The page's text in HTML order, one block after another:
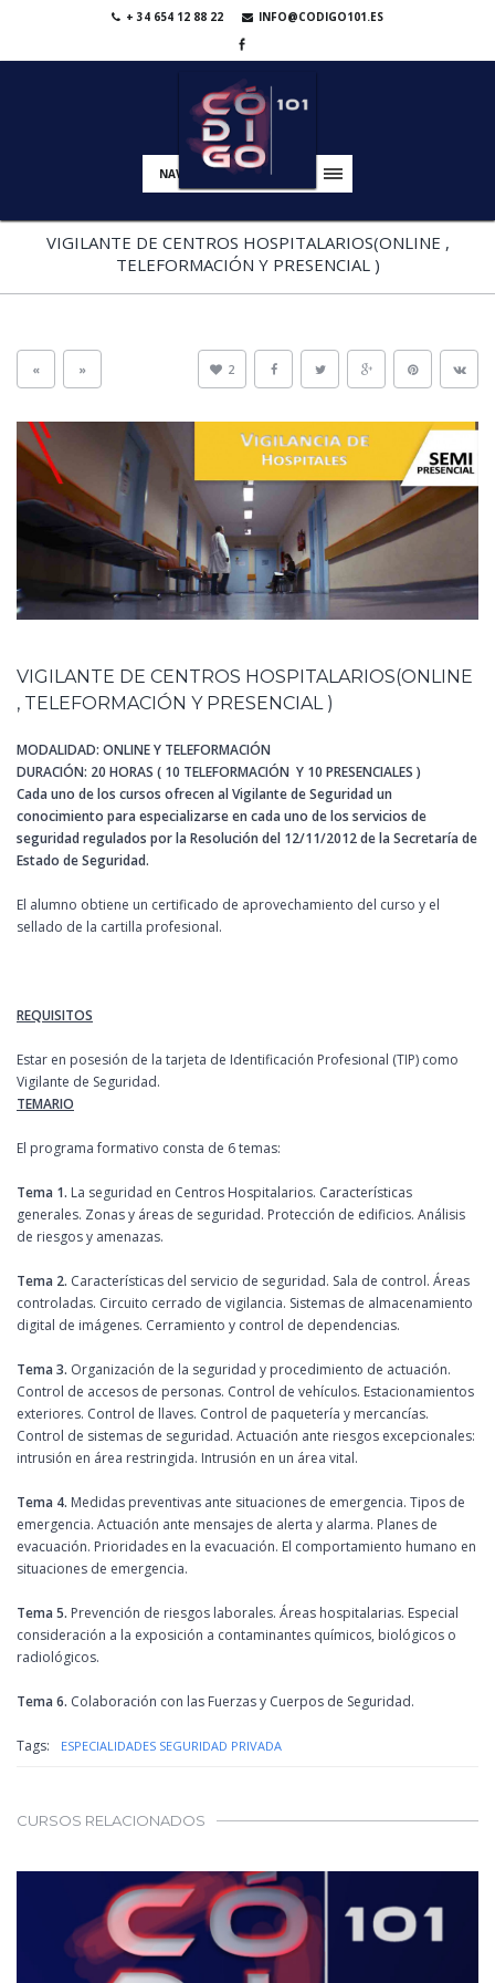
+ 34 654 12 88 22 INFO@CODIGO101.ES
NAVIGATION
VIGILANTE DE CENTROS HOSPITALARIOS(ONLINE ,
TELEFORMACIÓN Y PRESENCIAL )
« » 2
VIGILANTE DE CENTROS HOSPITALARIOS(ONLINE
, TELEFORMACIÓN Y PRESENCIAL )
MODALIDAD: ONLINE Y TELEFORMACIÓN
DURACIÓN: 20 HORAS ( 10 TELEFORMACIÓN Y 10 PRESENCIALES )
Cada uno de los cursos ofrecen al Vigilante de Seguridad un
conocimiento para especializarse en cada uno de los servicios de
seguridad regulados por la Resolución del 12/11/2012 de la Secretaría de
Estado de Seguridad.
El alumno obtiene un certificado de aprovechamiento del curso y el
sellado de la cartilla profesional.
REQUISITOS
Estar en posesión de la tarjeta de Identificación Profesional (TIP) como
Vigilante de Seguridad.
TEMARIO
El programa formativo consta de 6 temas:
Tema 1. La seguridad en Centros Hospitalarios. Características
generales. Zonas y áreas de seguridad. Protección de edificios. Análisis
de riesgos y amenazas.
Tema 2. Características del servicio de seguridad. Sala de control. Áreas
controladas. Circuito cerrado de vigilancia. Sistemas de almacenamiento
digital de imágenes. Cerramiento y control de dependencias.
Tema 3. Organización de la seguridad y procedimiento de actuación.
Control de accesos de personas. Control de vehículos. Estacionamientos
exteriores. Control de llaves. Control de paquetería y mercancías.
Control de sistemas de seguridad. Actuación ante riesgos excepcionales:
intrusión en área restringida. Intrusión en un área vital.
Tema 4. Medidas preventivas ante situaciones de emergencia. Tipos de
emergencia. Actuación ante mensajes de alerta y alarma. Planes de
evacuación. Prioridades en la evacuación. El comportamiento humano en
situaciones de emergencia.
Tema 5. Prevención de riesgos laborales. Áreas hospitalarias. Especial
consideración a la exposición a contaminantes químicos, biológicos o
radiológicos.
Tema 6. Colaboración con las Fuerzas y Cuerpos de Seguridad.
Tags: ESPECIALIDADES SEGURIDAD PRIVADA
CURSOS RELACIONADOS